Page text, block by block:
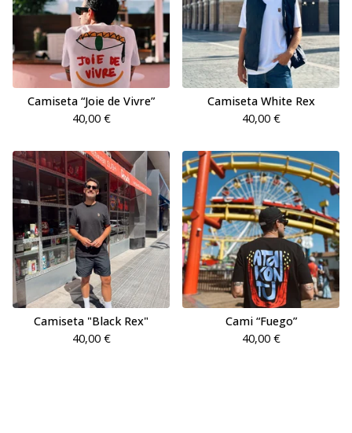
Camiseta “Joie de Vivre”
40,00 €
Camiseta White Rex
40,00 €
Camiseta "Black Rex"
40,00 €
Cami “Fuego”
40,00 €